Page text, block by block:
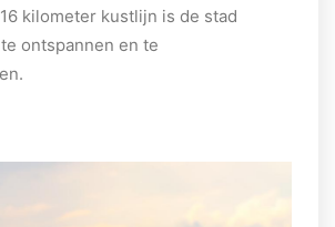
kilometer kustlijn is de stad
ontspannen en te